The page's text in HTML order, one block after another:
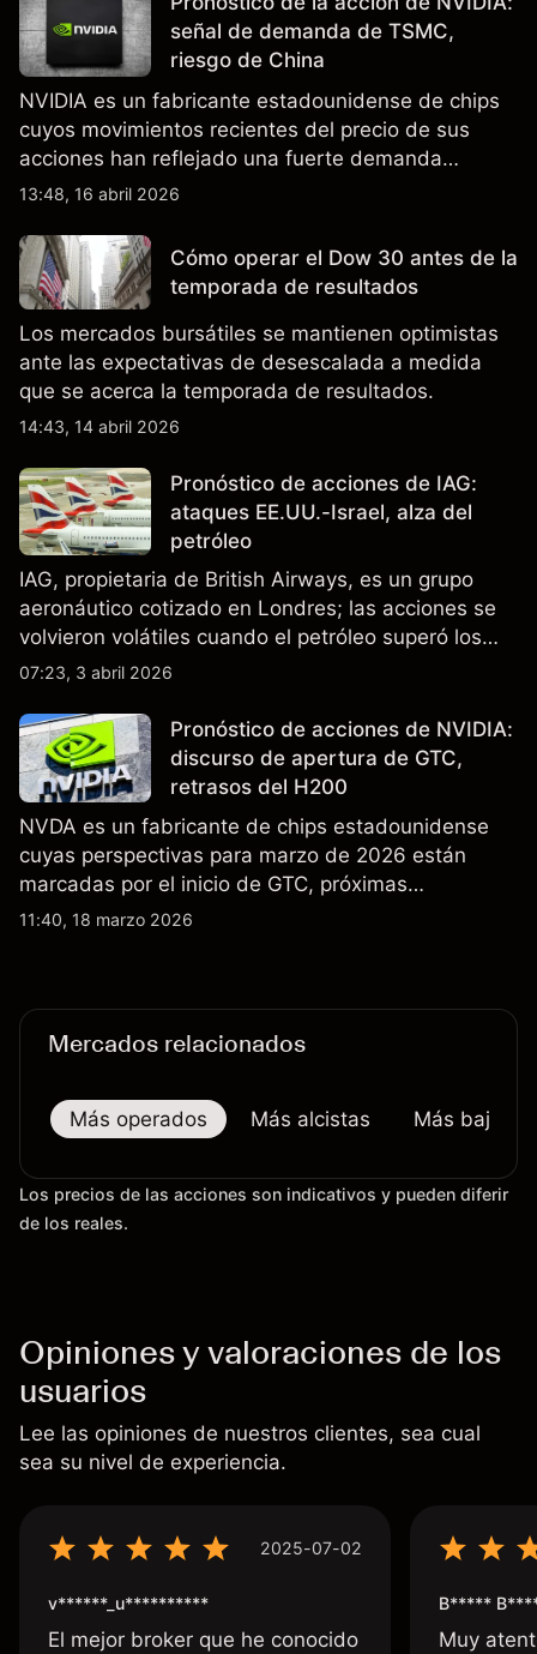
señal de demanda de TSMC,
riesgo de China
NVIDIA es un fabricante estadounidense de chips
cuyos movimientos recientes del precio de sus
acciones han reflejado una fuerte demanda
relacionada con la IA, ingresos trimestrales récord
de exportación de EE.UU. que afectan las ventas
en China.
13:48, 16 abril 2026
Cómo operar el Dow 30 antes de la
temporada de resultados
Los mercados bursátiles se mantienen optimistas
ante las expectativas de desescalada a medida
que se acerca la temporada de resultados.
14:43, 14 abril 2026
Pronóstico de acciones de IAG:
ataques EE.UU.-Israel, alza del
petróleo
IAG, propietaria de British Airways, es un grupo
aeronáutico cotizado en Londres; las acciones se
volvieron volátiles cuando el petróleo superó los
$105 y los cierres del espacio aéreo de Oriente
no es un indicador fiable de resultados futuros..
07:23, 3 abril 2026
Pronóstico de acciones de NVIDIA:
discurso de apertura de GTC,
retrasos del H200
NVDA es un fabricante de chips estadounidense
cuyas perspectivas para marzo de 2026 están
marcadas por el inicio de GTC, próximas
actualizaciones de productos y la incertidumbre
11:40, 18 marzo 2026
Mercados relacionados
Más operados Más alcistas Más bajistas
Los precios de las acciones son indicativos y pueden diferir
de los reales.
Opiniones y valoraciones de los
usuarios
Lee las opiniones de nuestros clientes, sea cual
sea su nivel de experiencia.
2025-07-02
v******_u**********
El mejor broker que he conocido
B*****
Muy